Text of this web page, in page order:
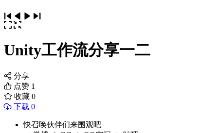
Unity工作流分享一二
分享
点赞 1
收藏 0
下载 0
快召唤伙伴们来围观吧